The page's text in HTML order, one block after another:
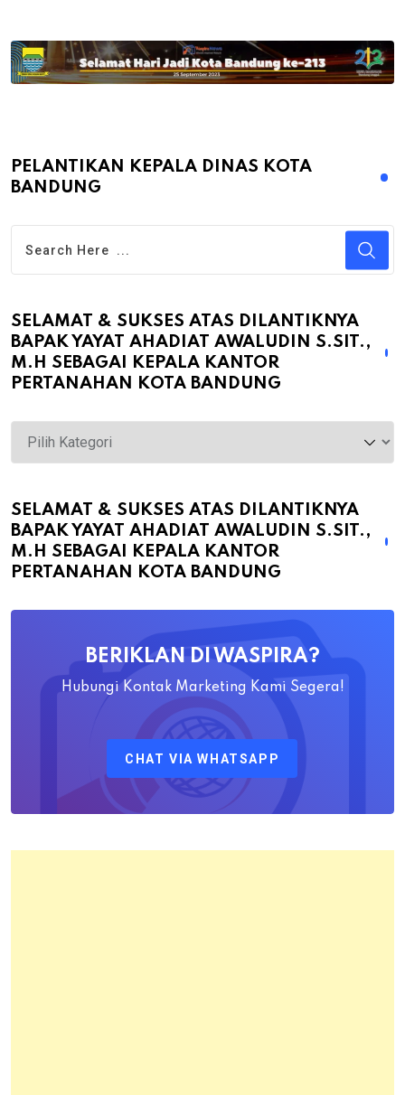
PELANTIKAN KEPALA DINAS KOTA
BANDUNG
SELAMAT & SUKSES ATAS DILANTIKNYA
BAPAK YAYAT AHADIAT AWALUDIN S.SIT.,
M.H SEBAGAI KEPALA KANTOR
PERTANAHAN KOTA BANDUNG
Selamat
&
atas
Dilantiknya
Bapak
Ahadiat
Pertanahan
Kota
SELAMAT & SUKSES ATAS DILANTIKNYA
BAPAK YAYAT AHADIAT AWALUDIN S.SIT.,
M.H SEBAGAI KEPALA KANTOR
PERTANAHAN KOTA BANDUNG
BERIKLAN DI WASPIRA?
Hubungi Kontak Marketing Kami Segera!
CHAT VIA WHATSAPP